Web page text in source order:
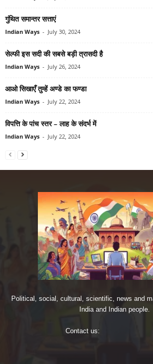
गुंथित समान्‍तर सत्ताएं
Indian Ways - July 30, 2024
सेल्‍फी इस सदी की सबसे बड़ी त्रासदी है
Indian Ways - July 26, 2024
आओ सिखाएँ तुम्हें अण्डे का फण्डा
Indian Ways - July 22, 2024
विपत्ति के पांच स्‍तर – लाह के संदर्भ में
Indian Ways - July 22, 2024
Political, social, cultural, scientific, news and
India and Indian people.
Contact us: